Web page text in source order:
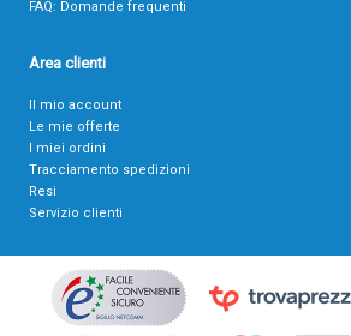
FAQ: Domande frequenti
Area clienti
Il mio account
Le mie offerte
I miei ordini
Tracciamento spedizioni
Resi
Servizio clienti